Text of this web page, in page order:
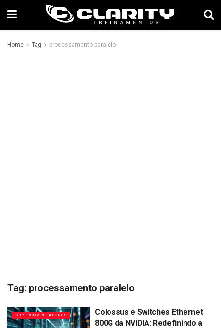
Home Tag processamento paralelo
Tag: processamento paralelo
SUPERCOMPUTADORES
Colossus e Switches Ethernet
800G da NVIDIA: Redefinindo a